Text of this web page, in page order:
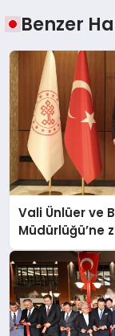
Benzer
Vali Ünlüer ve
Müdürlüğü’ne